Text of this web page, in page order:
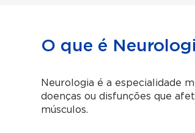
O que é
Neurologia é a especialidade
doenças ou disfunções que
músculos.